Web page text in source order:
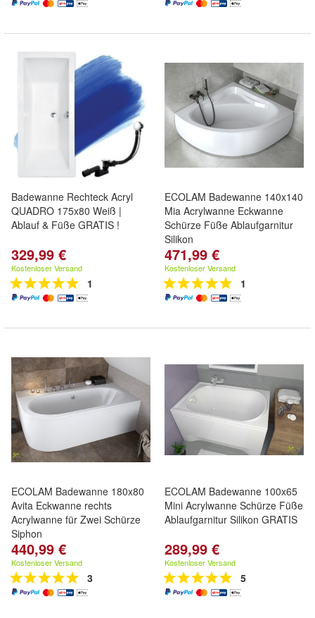
Badewanne Rechteck Acryl
QUADRO 175x80 Weiß |
Ablauf & Füße GRATIS !
329,99 €
Kostenloser Versand
1
ECOLAM Badewanne 140x140
Mia Acrylwanne Eckwanne
Schürze Füße Ablaufgarnitur
Silikon
471,99 €
Kostenloser Versand
1
ECOLAM Badewanne 180x80
Avita Eckwanne rechts
Acrylwanne für Zwei Schürze
Siphon
440,99 €
Kostenloser Versand
3
ECOLAM Badewanne 100x65
Mini Acrylwanne Schürze Füße
Ablaufgarnitur Silikon GRATIS
289,99 €
Kostenloser Versand
5